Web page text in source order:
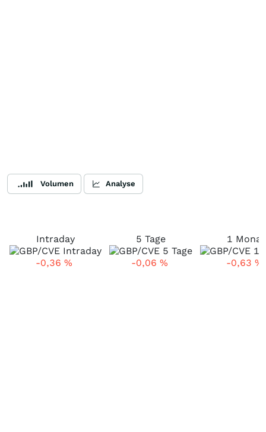
Volumen Analyse
Intraday
-0,36 %
5 Tage
-0,06 %
1 Monat
-0,63 %